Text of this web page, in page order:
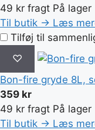
49 kr fragt På lager
Til butik → Læs
Tilføj til
♡
Bon-fire gryde 8L,
359 kr
49 kr fragt På lager
Til butik → Læs